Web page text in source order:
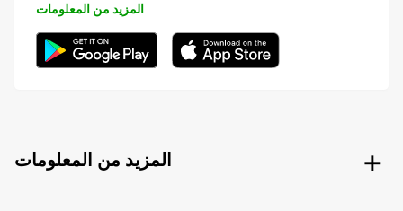
المزيد من المعلومات
المزيد من المعلومات